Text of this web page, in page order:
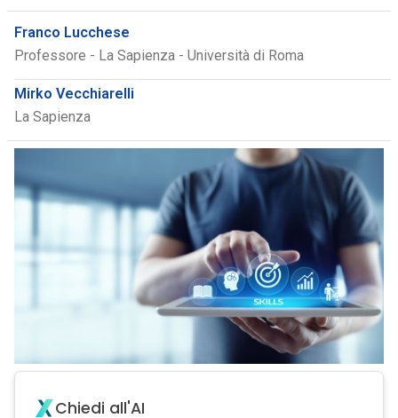
Franco Lucchese
Professore - La Sapienza - Università di Roma
Mirko Vecchiarelli
La Sapienza
Chiedi all'AI